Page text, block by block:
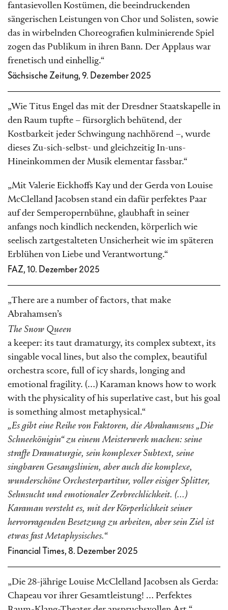
fantasievollen Kostümen, die beeindruckenden
sängerischen Leistungen von Chor und Solisten, sowie
das in wirbelnden Choreografien kulminierende Spiel
zogen das Publikum in ihren Bann. Der Applaus war
frenetisch und einhellig.“
Sächsische Zeitung, 9. Dezember 2025
„Wie Titus Engel das mit der Dresdner Staatskapelle in
den Raum tupfte – fürsorglich behütend, der
Kostbarkeit jeder Schwingung nachhörend –, wurde
dieses Zu-sich-selbst- und gleichzeitig In-uns-
Hineinkommen der Musik elementar fassbar.“
„Mit Valerie Eickhoffs Kay und der Gerda von Louise
McClelland Jacobsen stand ein dafür perfektes Paar
auf der Semperopernbühne, glaubhaft in seiner
anfangs noch kindlich neckenden, körperlich wie
seelisch zartgestalteten Unsicherheit wie im späteren
Erblühen von Liebe und Verantwortung.“
FAZ, 10. Dezember 2025
„There are a number of factors, that make
Abrahamsen’s
The Snow Queen
a keeper: its taut dramaturgy, its complex subtext, its
singable vocal lines, but also the complex, beautiful
orchestra score, full of icy shards, longing and
emotional fragility. (…) Karaman knows how to work
with the physicality of his superlative cast, but his goal
is something almost metaphysical.“
„Es gibt eine Reihe von Faktoren, die Abrahamsens „Die
Schneekönigin“ zu einem Meisterwerk machen: seine
straffe Dramaturgie, sein komplexer Subtext, seine
singbaren Gesangslinien, aber auch die komplexe,
wunderschöne Orchesterpartitur, voller eisiger Splitter,
Sehnsucht und emotionaler Zerbrechlichkeit. (...)
Karaman versteht es, mit der Körperlichkeit seiner
hervorragenden Besetzung zu arbeiten, aber sein Ziel ist
etwas fast Metaphysisches.“
Financial Times, 8. Dezember 2025
„Die 28-jährige Louise McClelland Jacobsen als Gerda:
Chapeau vor ihrer Gesamtleistung! … Perfektes